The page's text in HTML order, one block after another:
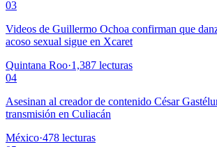
03
Videos de Guillermo Ochoa confirman que
acoso sexual sigue en Xcaret
Quintana Roo·1,387 lecturas
04
Asesinan al creador de contenido César
transmisión en Culiacán
México·478 lecturas